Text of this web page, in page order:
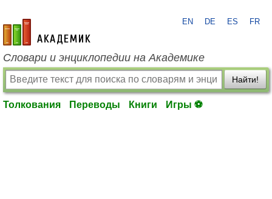
academic.ru
EN DE ES FR
Словари и энциклопедии на Академике
Найти!
Толкования Переводы Книги Игры ⚽